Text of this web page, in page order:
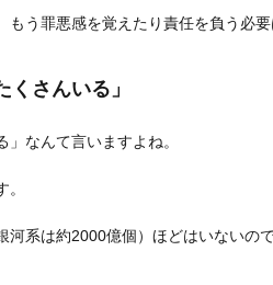
もう罪悪感を覚えたり責任を負う必要
さんいる」
なんて言いますよね。
河系は約2000億個）ほどはいないの